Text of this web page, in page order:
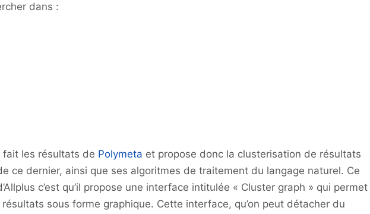
dans :
les résultats de Polymeta et propose donc la clusterisation de résultats
ce dernier, ainsi que ses algoritmes de traitement du langage naturel. Ce
c’est qu’il propose une interface intitulée « Cluster graph » qui permet
sous forme graphique. Cette interface, qu’on peut détacher du